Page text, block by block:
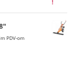
PDV-om